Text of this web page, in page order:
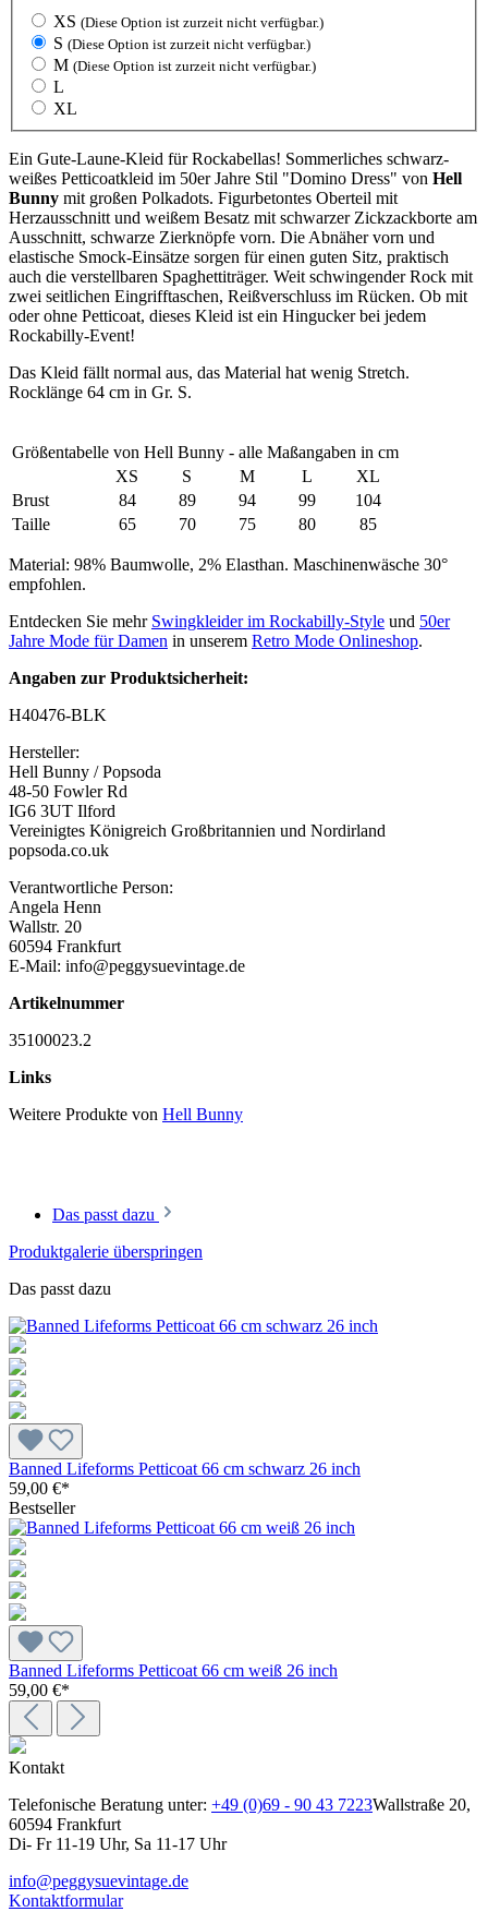
XS (Diese Option ist zurzeit nicht verfügbar.)
S (Diese Option ist zurzeit nicht verfügbar.)
M (Diese Option ist zurzeit nicht verfügbar.)
L
XL
Ein Gute-Laune-Kleid für Rockabellas! Sommerliches schwarz-
weißes Petticoatkleid im 50er Jahre Stil "Domino Dress" von Hell
Bunny mit großen Polkadots. Figurbetontes Oberteil mit
Herzausschnitt und weißem Besatz mit schwarzer Zickzackborte am
Ausschnitt, schwarze Zierknöpfe vorn. Die Abnäher vorn und
elastische Smock-Einsätze sorgen für einen guten Sitz, praktisch
auch die verstellbaren Spaghettiträger. Weit schwingender Rock mit
zwei seitlichen Eingrifftaschen, Reißverschluss im Rücken. Ob mit
oder ohne Petticoat, dieses Kleid ist ein Hingucker bei jedem
Rockabilly-Event!
Das Kleid fällt normal aus, das Material hat wenig Stretch.
Rocklänge 64 cm in Gr. S.
Größentabelle von Hell Bunny - alle Maßangaben in cm
XS
S M L
XL
Brust
84 89 94 99
104
Taille
65 70 75 80 85
Material: 98% Baumwolle, 2% Elasthan. Maschinenwäsche 30°
empfohlen.
Entdecken Sie mehr Swingkleider im Rockabilly-Style und 50er
Jahre Mode für Damen in unserem Retro Mode Onlineshop.
Angaben zur Produktsicherheit:
H40476-BLK
Hersteller:
Hell Bunny / Popsoda
48-50 Fowler Rd
IG6 3UT Ilford
Vereinigtes Königreich Großbritannien und Nordirland
popsoda.co.uk
Verantwortliche Person:
Angela Henn
Wallstr. 20
60594 Frankfurt
E-Mail: info@peggysuevintage.de
Artikelnummer
35100023.2
Links
Weitere Produkte von Hell Bunny
Das passt dazu
Produktgalerie überspringen
Das passt dazu
Banned Lifeforms Petticoat 66 cm schwarz 26 inch
59,00 €*
Bestseller
Banned Lifeforms Petticoat 66 cm weiß 26 inch
59,00 €*
Kontakt
Telefonische Beratung unter: +49 (0)69 - 90 43 7223Wallstraße 20,
60594 Frankfurt
Di- Fr 11-19 Uhr, Sa 11-17 Uhr
info@peggysuevintage.de
Kontaktformular